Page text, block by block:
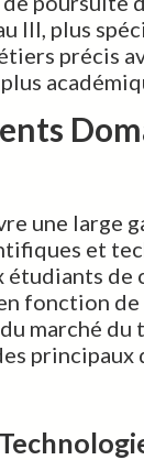
III, plus
précis
une large
et
étudiants de
fonction
marché du
principaux